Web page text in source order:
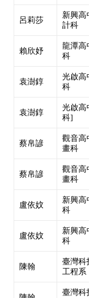
呂莉莎
新興高
計科
賴欣妤
龍潭高
科
袁澍錞
光啟高
科
袁澍錞
光啟高
科]
蔡帛諺
觀音高
畫科
蔡帛諺
觀音高
畫科
盧依妏
新興高
科
盧依妏
新興高
科
陳翰
臺灣科
工程系
臺灣科